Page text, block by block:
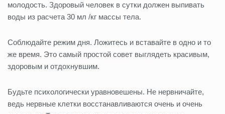
молодость. Здоровый человек в сутки должен выпивать
воды из расчета 30 мл /кг массы тела.
Соблюдайте режим дня. Ложитесь и вставайте в одно и то
же время. Это самый простой совет выглядеть красивым,
здоровым и отдохнувшим.
Будьте психологически уравновешены. Не нервничайте,
ведь нервные клетки восстанавливаются очень и очень